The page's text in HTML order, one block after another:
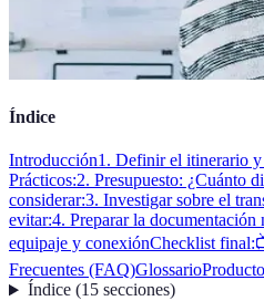
Índice
Introducción1. Definir el itinerario
Prácticos:2. Presupuesto: ¿Cuánto
considerar:3. Investigar sobre el
evitar:4. Preparar la documentación
equipaje y conexiónChecklist final:
Frecuentes (FAQ)Glossario
Índice(15 secciones)